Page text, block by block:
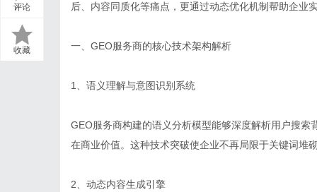
评论
收藏
后、内容同质化等痛点，更通过动态优化机制帮助企业
一、GEO服务商的核心技术架构解析
1、语义理解与意图识别系统
GEO服务商构建的语义分析模型能够深度解析用户搜
在商业价值。这种技术突破使企业不再局限于关键词堆
2、动态内容生成引擎